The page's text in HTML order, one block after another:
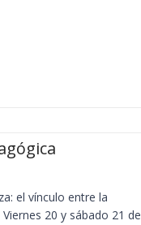
el vínculo entre la
20 y sábado 21 de